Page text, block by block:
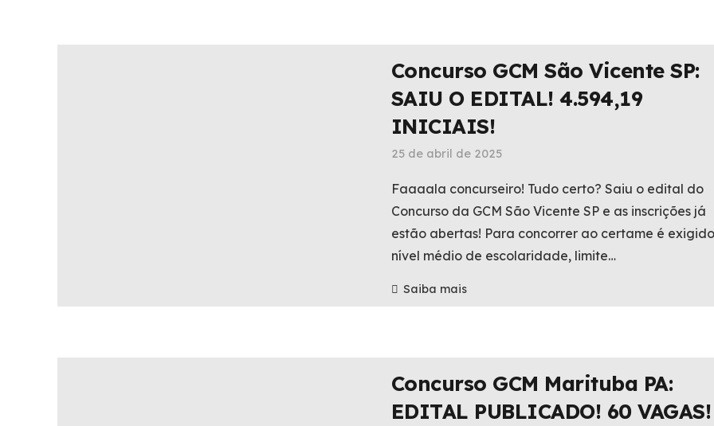
Concurso GCM São Vicente SP:
SAIU O EDITAL! 4.594,19
INICIAIS!
25 de abril de 2025
Faaaala concurseiro! Tudo certo? Saiu o edital do
Concurso da GCM São Vicente SP e as inscrições já
estão abertas! Para concorrer ao certame é exigido
nível médio de escolaridade, limite…
Saiba mais
Concurso GCM Marituba PA:
EDITAL PUBLICADO! 60 VAGAS!